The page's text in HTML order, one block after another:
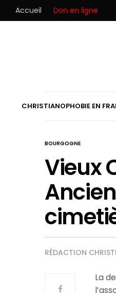
Accueil Don en ligne
CHRISTIANOPHOBIE EN
BOURGOGNE
Vieux
RÉDACTION
La